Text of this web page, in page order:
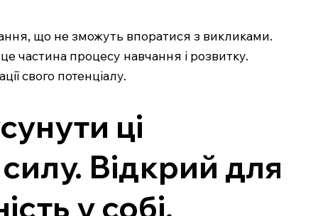
що не зможуть впоратися з викликами.
частина процесу навчання і розвитку.
свого потенціалу.
ці
Відкрий для
у собі.